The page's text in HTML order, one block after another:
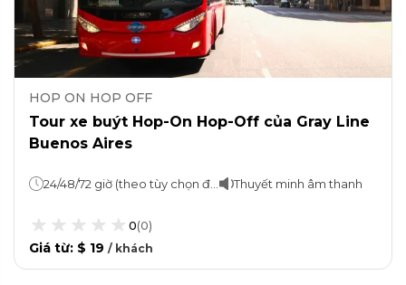
HOP ON HOP OFF
Tour xe buýt Hop-On Hop-Off của Gray Line
Buenos Aires
Thuyết minh âm thanh
0(0)
Giá từ: $ 19 / khách